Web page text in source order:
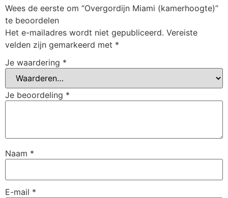
Wees de eerste om “Overgordijn Miami (kamerhoogte)”
te beoordelen
Het e-mailadres wordt niet gepubliceerd. Vereiste
velden zijn gemarkeerd met *
Je waardering *
Je beoordeling *
Naam *
E-mail *